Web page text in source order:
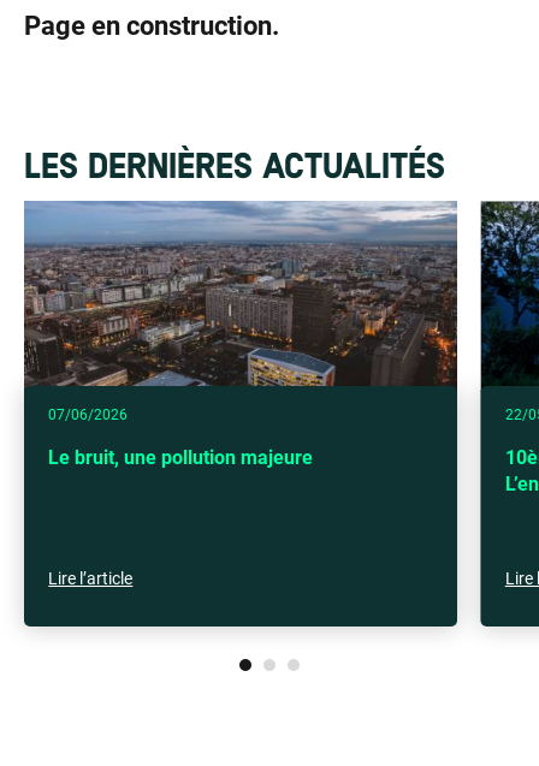
Page en construction.
LES DERNIÈRES ACTUALITÉS
07/06/2026
Le bruit, une pollution majeure
Lire l’article
22/
Lire